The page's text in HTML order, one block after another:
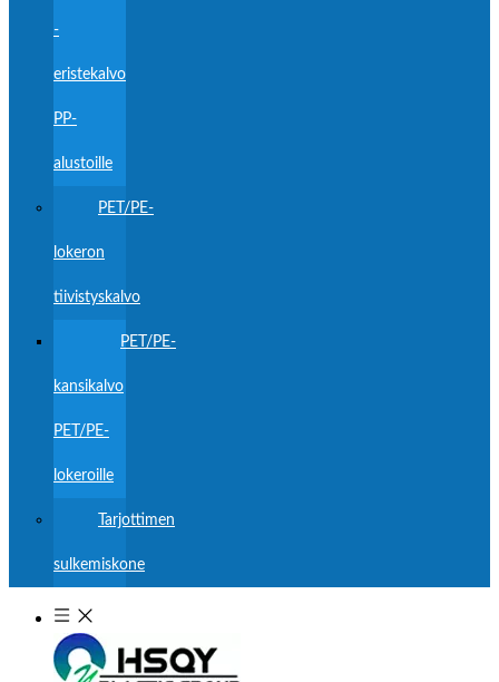
-
eristekalvo
PP-
alustoille
PET/PE-
lokeron
tiivistyskalvo
PET/PE-
kansikalvo
PET/PE-
lokeroille
Tarjottimen
sulkemiskone